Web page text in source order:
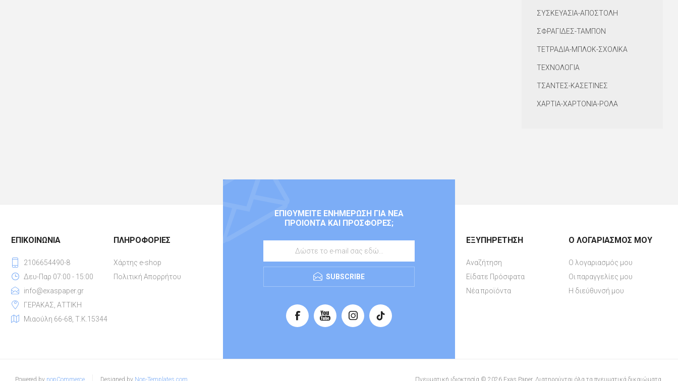
ΣΥΣΚΕΥΑΣΙΑ-ΑΠΟΣΤΟΛΗ
ΣΦΡΑΓΙΔΕΣ-ΤΑΜΠΟΝ
ΤΕΤΡΑΔΙΑ-ΜΠΛΟΚ-ΣΧΟΛΙΚΑ
ΤΕΧΝΟΛΟΓΙΑ
ΤΣΑΝΤΕΣ-ΚΑΣΕΤΙΝΕΣ
ΧΑΡΤΙΑ-ΧΑΡΤΟΝΙΑ-ΡΟΛΑ
ΕΠΙΘΥΜΕΊΤΕ ΕΝΗΜΈΡΩΣΗ ΓΙΑ ΝΈΑ
ΠΡΟΙΌΝΤΑ ΚΑΙ ΠΡΟΣΦΟΡΈΣ;
SUBSCRIBE
ΕΠΙΚΟΙΝΩΝΊΑ
2106654490-8
Δευ-Παρ 07:00 - 15:00
info@exaspaper.gr
ΓΕΡΑΚΑΣ, ΑΤΤΙΚΗ
Μιαούλη 66-68, Τ.Κ.15344
ΠΛΗΡΟΦΟΡΊΕΣ
Χάρτης e-shop
Πολιτική Απορρήτου
ΕΞΥΠΗΡΈΤΗΣΗ
Αναζήτηση
Είδατε Πρόσφατα
Νέα προϊόντα
Ο ΛΟΓΑΡΙΑΣΜΌΣ ΜΟΥ
Ο λογαριασμός μου
Οι παραγγελίες μου
Η διεύθυνσή μου